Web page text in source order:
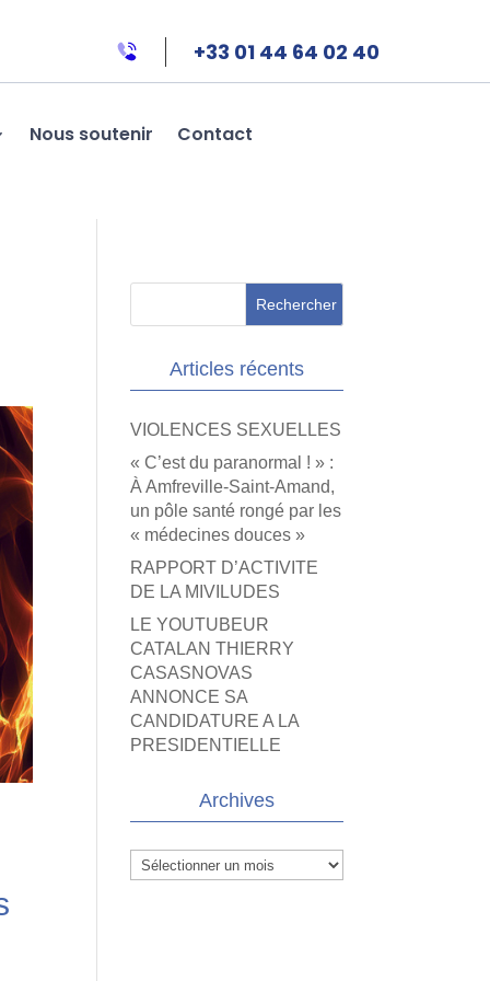
+33 01 44 64 02 40
Nous soutenir Contact
Articles récents
VIOLENCES SEXUELLES
« C’est du paranormal ! » :
À Amfreville-Saint-Amand,
un pôle santé rongé par les
« médecines douces »
RAPPORT D’ACTIVITE
DE LA MIVILUDES
LE YOUTUBEUR
CATALAN THIERRY
CASASNOVAS
ANNONCE SA
CANDIDATURE A LA
PRESIDENTIELLE
Archives
Archives